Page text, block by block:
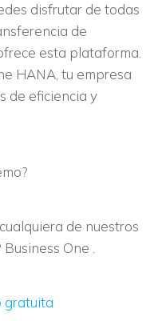
disfrutar de todas
de
esta plataforma.
HANA, tu empresa
de eficiencia y
de nuestros
One .
gratuita